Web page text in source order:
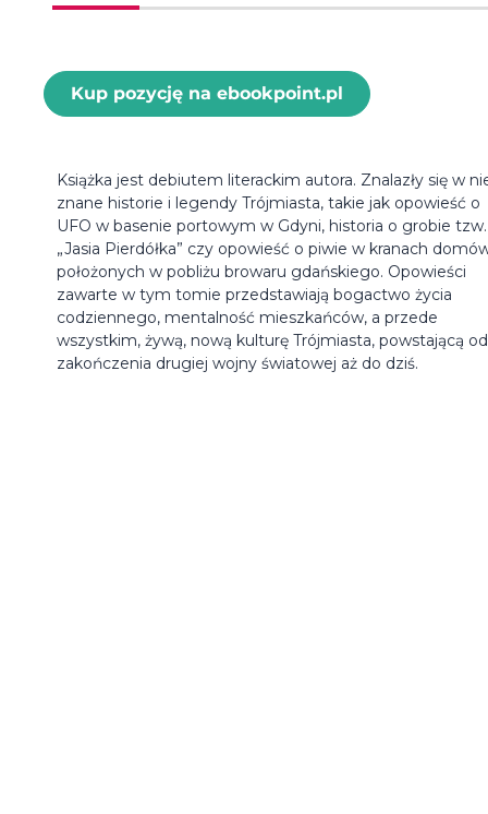
Kup pozycję na ebookpoint.pl
Książka jest debiutem literackim autora. Znalazły się w
znane historie i legendy Trójmiasta, takie jak opowieść o
UFO w basenie portowym w Gdyni, historia o grobie tzw.
„Jasia Pierdółka” czy opowieść o piwie w kranach
położonych w pobliżu browaru gdańskiego. Opowieści
zawarte w tym tomie przedstawiają bogactwo życia
codziennego, mentalność mieszkańców, a przede
wszystkim, żywą, nową kulturę Trójmiasta, powstającą od
zakończenia drugiej wojny światowej aż do dziś.